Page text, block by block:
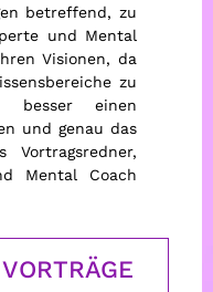
betreffend, zu
und Mental
Visionen, da
zu
besser einen
und genau das
Mental Coach
VORTRÄGE